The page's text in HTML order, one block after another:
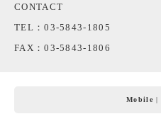
CONTACT
TEL：03-5843-1805
FAX：03-5843-1806
Mobile |